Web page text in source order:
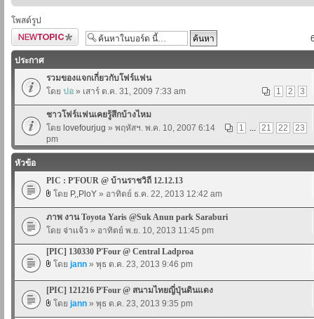
โพสต์รูป
ตั้งกระทู้ใหม่
ประกาศ
รวมของแจกเกี่ยวกับโฟร์แฟน
1
2 3
โดย ปอ » เสาร์ ต.ค. 31, 2009 7:33 am
ชาวโฟร์แฟนเคยรู้สึกบ้างไหม
1
... 21 22 23
โดย lovefourjug » พฤหัสฯ. พ.ค. 10, 2007 6:14
pm
หัวข้อ
PIC : P'FOUR @ บ้านราชวิถี 12.12.13
โดย P,,PloY » อาทิตย์ ธ.ค. 22, 2013 12:42 am
ภาพ งาน Toyota Yaris @Suk Anun park Saraburi
โดย จ่าเเจ้ว » อาทิตย์ พ.ย. 10, 2013 11:45 pm
[PIC] 130330 P'Four @ Central Ladproa
โดย jann » พุธ ต.ค. 23, 2013 9:46 pm
[PIC] 121216 P'Four @ สนามไทยญี่ปุ่นดินแดง
โดย jann » พุธ ต.ค. 23, 2013 9:35 pm